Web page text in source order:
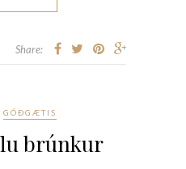
Share:
GÓÐGÆTIS
brúnkur